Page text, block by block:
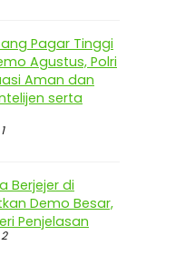
Pagar Tinggi
Agustus, Polri
Aman dan
serta
1
Berjejer di
Demo Besar,
Penjelasan
2